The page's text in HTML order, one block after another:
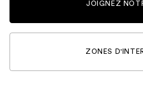
JOIGNEZ
ZONES